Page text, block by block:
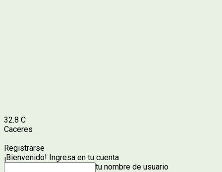
32.8 C
Caceres
Registrarse
¡Bienvenido! Ingresa en tu cuenta
tu nombre de usuario